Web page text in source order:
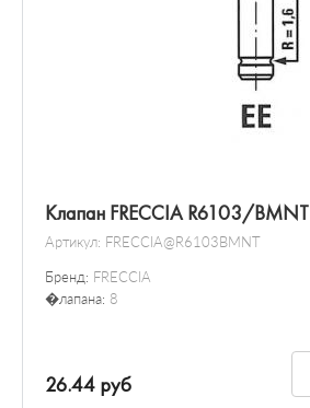
Клапан FRECCIA R6103/BMNT
Артикул: FRECCIA@R6103BMNT
Бренд: FRECCIA
�лапана: 8
26.44 руб